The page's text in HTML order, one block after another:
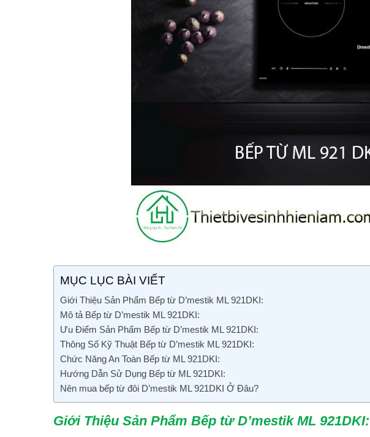
MỤC LỤC BÀI VIẾT
Giới Thiệu Sản Phẩm Bếp từ D’mestik ML 921DKI:
Mô tả Bếp từ D’mestik ML 921DKI:
Ưu Điểm Sản Phẩm Bếp từ D’mestik ML 921DKI:
Thông Số Kỹ Thuật Bếp từ D’mestik ML 921DKI:
Chức Năng An Toàn Bếp từ ML 921DKI:
Hướng Dẫn Sử Dụng Bếp từ ML 921DKI:
Nên mua bếp từ đôi D’mestik ML 921DKI Ở Đâu?
Giới Thiệu Sản Phẩm Bếp từ D’mestik ML 921DKI: